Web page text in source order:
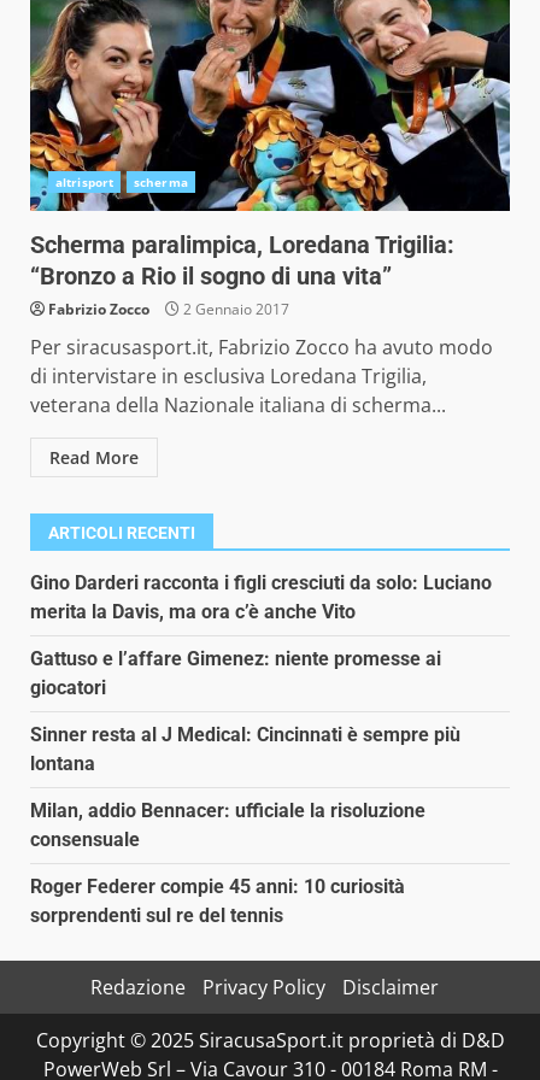
altrisport scherma
Scherma paralimpica, Loredana Trigilia:
“Bronzo a Rio il sogno di una vita”
Fabrizio Zocco 2 Gennaio 2017
Per siracusasport.it, Fabrizio Zocco ha avuto modo
di intervistare in esclusiva Loredana Trigilia,
veterana della Nazionale italiana di scherma...
Read More
ARTICOLI RECENTI
Gino Darderi racconta i figli cresciuti da solo: Luciano
merita la Davis, ma ora c’è anche Vito
Gattuso e l’affare Gimenez: niente promesse ai
giocatori
Sinner resta al J Medical: Cincinnati è sempre più
lontana
Milan, addio Bennacer: ufficiale la risoluzione
consensuale
Roger Federer compie 45 anni: 10 curiosità
sorprendenti sul re del tennis
Redazione Privacy Policy
Disclaimer
Copyright © 2025 SiracusaSport.it proprietà di D&D
PowerWeb Srl – Via Cavour 310 - 00184 Roma RM -